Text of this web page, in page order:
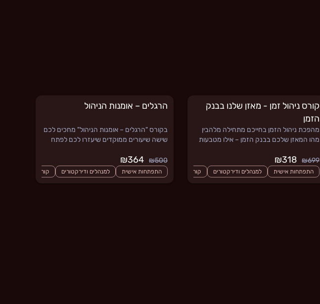
קורס ניהול זמן - מאזן שלנו בבנק
הזמן
מהפכת ניהול הזמן בחייכם מתחילה מלהבין
מהו המאזן שלכם בבנק הזמן – אילו מטבעות
₪699
התפתחות אישית למנהלים ודירקטורים קורסים חדשים שיפור ביצועי הארגון - מנהיגות, משאבי אנוש, ניהול צוות, פיתוח
הרגלים – אומנות הניהול
בקורס "הרגלים – אומנות הניהול" מחכים לכם
שישה שיעורים ממוקדים שיעזרו לכם לפתח
מי שעובד איתכם.
₪500
התפתחות אישית למנהלים ודירקטורים קורסים חדשים